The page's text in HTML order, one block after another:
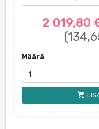
2 019,80
Määrä
shopping_cart